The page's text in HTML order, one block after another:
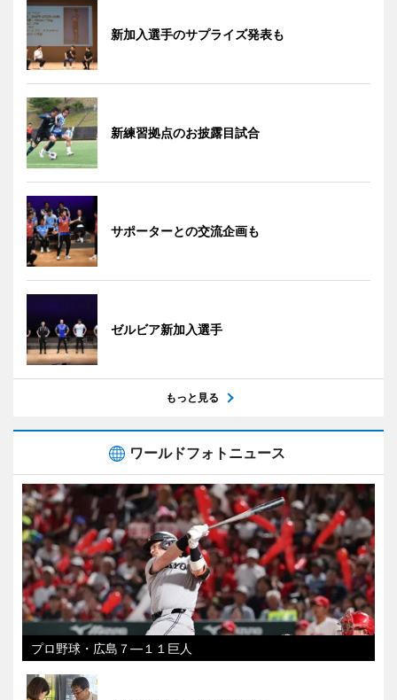
新加入選手のサプライズ発表も
新練習拠点のお披露目試合
サポーターとの交流企画も
ゼルビア新加入選手
もっと見る
ワールドフォトニュース
プロ野球・広島７―１１巨人